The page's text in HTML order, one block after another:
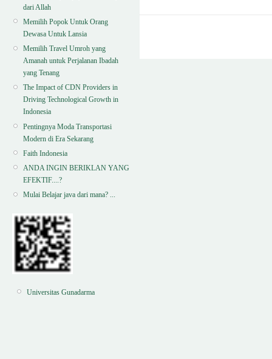
dari Allah
Memilih Popok Untuk Orang
Dewasa Untuk Lansia
Memilih Travel Umroh yang
Amanah untuk Perjalanan Ibadah
yang Tenang
The Impact of CDN Providers in
Driving Technological Growth in
Indonesia
Pentingnya Moda Transportasi
Modern di Era Sekarang
Faith Indonesia
ANDA INGIN BERIKLAN YANG
EFEKTIF....?
Mulai Belajar java dari mana? ...
Universitas Gunadarma